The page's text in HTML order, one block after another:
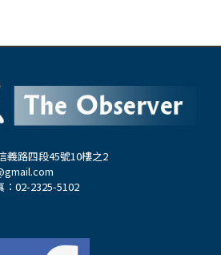
義路四段45號10樓之2
：02-2325-5102